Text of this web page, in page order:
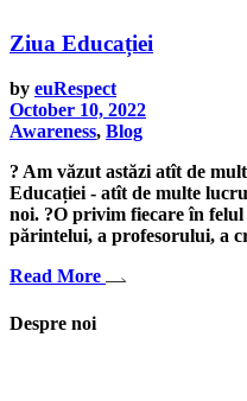
Ziua Educației
by euRespect
October 10, 2022
Awareness, Blog
? Am văzut astăzi atît de
Educației - atît de multe
noi. ?O privim fiecare în
părintelui, a profesorului, a
Read More
Despre noi